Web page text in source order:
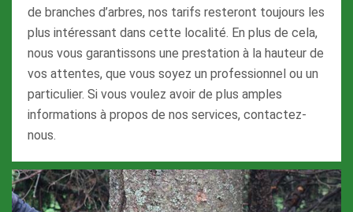
de branches d’arbres, nos tarifs resteront toujours les
plus intéressant dans cette localité. En plus de cela,
nous vous garantissons une prestation à la hauteur de
vos attentes, que vous soyez un professionnel ou un
particulier. Si vous voulez avoir de plus amples
informations à propos de nos services, contactez-
nous.